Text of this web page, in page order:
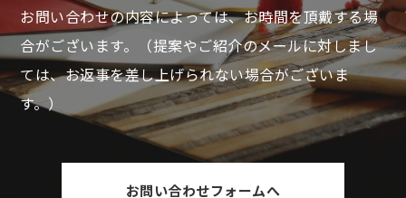
お問い合わせの内容によっては、お時間を頂戴する場
合がございます。
（提案やご紹介のメールに対しまし
ては、お返事を差し上げられない場合がございま
す。）
お問い合わせフォームへ